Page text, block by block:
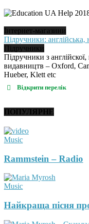
Інтернет-магазини
Підручники: англійська,
Підручники
Підручники з
видавництв – Oxford,
Hueber, Klett etc
Відкрити перелік
ПОПУЛЯРНЕ
Music
Rammstein – Radio
Music
Найкраща пісня